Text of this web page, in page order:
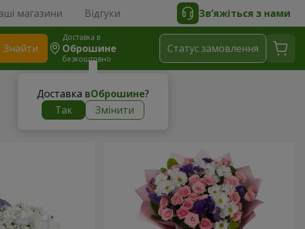
магазини Відгуки Зв’яжіться з нами
Знайти
Доставка в
Оброшине
безкоштовно
Доставка вОброшине?
Так
Змінити
Статус замовлення